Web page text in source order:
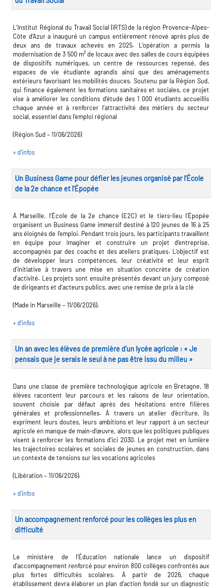
métiers
clés métiers et
lieu d'information ou
des métiers en
des transitions
de l'Economie
(ESS)
du secteur sanitaire
de l'Industrie
des secteurs(en
L’Institut Régional du Travail Social (IRTS) de la région Provence-Alpes-
Côte d’Azur a inauguré un campus entièrement rénové après plus de
deux ans de travaux achevés en 2025. L’opération a permis la
modernisation de 3 500 m² de locaux avec des salles de cours équipées
de dispositifs numériques, un centre de ressources repensé, des
espaces de vie étudiante agrandis ainsi que des aménagements
extérieurs favorisant les mobilités douces. Soutenu par la Région Sud,
qui finance également les formations sanitaires et sociales, ce projet
vise à améliorer les conditions d’étude des 1 000 étudiants accueillis
chaque année et à renforcer l’attractivité des métiers du secteur
social, essentiel dans l’emploi régional
(Région Sud – 11/06/2026)
+ d’infos
Un Business Game pour défier les jeunes organisé par l’École
de la 2e chance et l’Épopée
À Marseille, l’École de la 2e chance (E2C) et le tiers-lieu l’Épopée
organisent un Business Game immersif destiné à 120 jeunes de 16 à 25
ans éloignés de l’emploi. Pendant trois jours, les participants travaillent
en équipe pour imaginer et construire un projet d’entreprise,
accompagnés par des coachs et des ateliers pratiques. L’objectif est
de développer leurs compétences, leur créativité et leur esprit
d’initiative à travers une mise en situation concrète de création
d’activité. Les projets sont ensuite présentés devant un jury composé
de dirigeants et d’acteurs publics, avec une remise de prix à la clé
(Made in Marseille – 11/06/2026).
+ d’infos
Un an avec les élèves de première d’un lycée agricole : « Je
pensais que je serais le seul à ne pas être issu du milieu »
Dans une classe de première technologique agricole en Bretagne, 18
élèves racontent leur parcours et les raisons de leur orientation,
souvent choisie par défaut après des hésitations entre filières
générales et professionnelles. À travers un atelier d’écriture, ils
expriment leurs doutes, leurs ambitions et leur rapport à un secteur
agricole en manque de main-d’œuvre, alors que les politiques publiques
visent à renforcer les formations d’ici 2030. Le projet met en lumière
les trajectoires scolaires et sociales de jeunes en construction, dans
un contexte de tensions sur les vocations agricoles
(Libération – 11/06/2026).
+ d’infos
Un accompagnement renforcé pour les collèges les plus en
difficulté
Le ministère de l’Éducation nationale lance un dispositif
d’accompagnement renforcé pour environ 800 collèges confrontés aux
plus fortes difficultés scolaires. À partir de 2026, chaque
établissement devra élaborer un plan d’action fondé sur un diagnostic